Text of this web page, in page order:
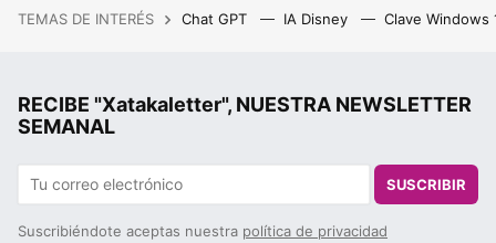
TEMAS DE INTERÉS Chat GPT IA Disney Clave Windows
RECIBE "Xatakaletter", NUESTRA NEWSLETTER
SEMANAL
SUSCRIBIR
Suscribiéndote aceptas nuestra política de privacidad